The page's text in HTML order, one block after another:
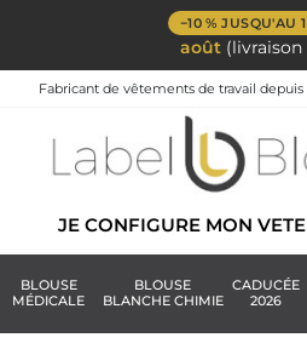
−10 % JUSQU'AU
août
Fabricant de vêtements de travail depuis
JE CONFIGURE MON
BLOUSE
MÉDICALE
BLOUSE
BLANCHE CHIMIE
CADUCÉE
2026